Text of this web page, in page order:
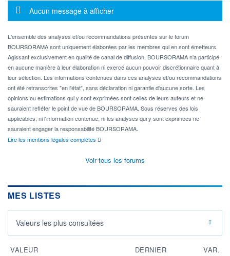
Message d'information
Aucun message à afficher
L'ensemble des analyses et/ou recommandations présentes sur le forum
BOURSORAMA sont uniquement élaborées par les membres qui en sont émetteurs.
Agissant exclusivement en qualité de canal de diffusion, BOURSORAMA n'a participé
en aucune manière à leur élaboration ni exercé aucun pouvoir discrétionnaire quant à
leur sélection. Les informations contenues dans ces analyses et/ou recommandations
ont été retranscrites "en l'état", sans déclaration ni garantie d'aucune sorte. Les
opinions ou estimations qui y sont exprimées sont celles de leurs auteurs et ne
sauraient refléter le point de vue de BOURSORAMA. Sous réserves des lois
applicables, ni l'information contenue, ni les analyses qui y sont exprimées ne
sauraient engager la responsabilité BOURSORAMA.
Lire les mentions légales complètes
Voir tous les forums
MES LISTES
Valeurs les plus consultées
VALEUR DERNIER VAR.